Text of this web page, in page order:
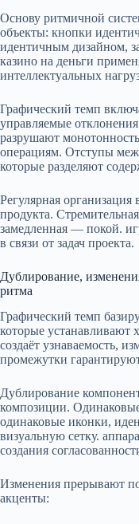
Основу ритмичной
объекты: кнопки
идентичным дизайном,
казино на деньги
интеллектуальных
Графический темп
управляемые
разрушают
операциям. Отступы
которые разделяют
Регулярная
продукта.
замедленная — покой.
в связи от задач проекта.
Дублирование,
ритма
Графический темп
которые устанавливают
создаёт узнаваемость,
промежутки
Дублирование
композиции.
одинаковые иконки,
визуальную сетку.
создания
Изменения прерывают
акценты: